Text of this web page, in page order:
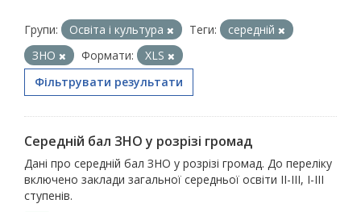
Групи: Освіта і культура Теги:
середній
ЗНО
Формати:
XLS
Фільтрувати результати
Середній бал ЗНО у розрізі громад
Дані про середній бал ЗНО у розрізі громад. До переліку
включено заклади загальної середньої освіти ІІ-ІІІ, І-ІІІ
ступенів.